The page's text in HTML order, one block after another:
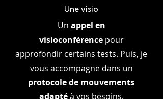
Une visio
Un appel en
visioconférencepour
approfondir certains tests. Puis, je
vous accompagne dans un
protocole de mouvements
adaptéà vos besoins.